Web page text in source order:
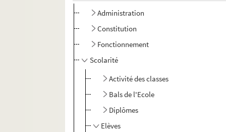
Administration
Constitution
Fonctionnement
Scolarité
Activité des classes
Bals de l'Ecole
Diplômes
Elèves